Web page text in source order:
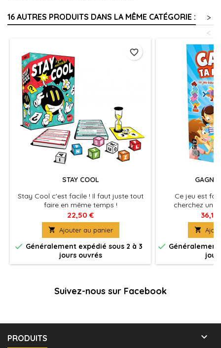
16 AUTRES PRODUITS DANS LA MÊME CATÉGORIE :
>
<
STAY COOL
Stay Cool c'est facile ! Il faut juste tout
faire en même temps !
22,50 €
 Ajouter au panier
 Généralement expédié sous 2 à 3
jours ouvrés
favorite_border
GAGNE
Ce jeu est
cherchez un
amusant
géométrie
36,10

 Généralement
Suivez-nous sur Facebook
PRODUITS 